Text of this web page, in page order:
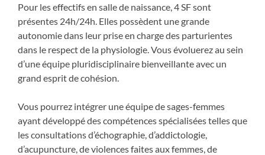
Pour les effectifs en salle de naissance, 4 SF sont
présentes 24h/24h. Elles possèdent une grande
autonomie dans leur prise en charge des parturientes
dans le respect de la physiologie. Vous évoluerez au sein
d’une équipe pluridisciplinaire bienveillante avec un
grand esprit de cohésion.
Vous pourrez intégrer une équipe de sages-femmes
ayant développé des compétences spécialisées telles que
les consultations d’échographie, d’addictologie,
d’acupuncture, de violences faites aux femmes, de